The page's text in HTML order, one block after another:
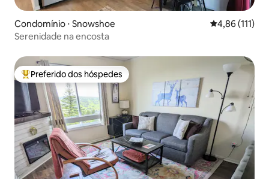
Condomínio ⋅ Snowshoe 4,86 de uma
4,86 (111)
Serenidade na encosta
Entre os melhores preferidos dos hóspedes
Preferido dos hóspedes